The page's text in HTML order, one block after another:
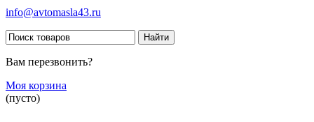
info@avtomasla43.ru
Вам перезвонить?
Моя корзина
(пусто)